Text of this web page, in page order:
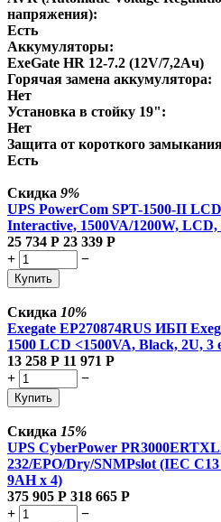
напряжения):
Есть
Аккумуляторы:
ExeGate HR 12-7.2 (12V/7,2Ач)
Горячая замена аккумулятора:
Нет
Установка в стойку 19":
Нет
Защита от короткого
Есть
Скидка 9%
UPS PowerCom SPT-1500-II
Interactive, 1500VA/1200W, LCD,
25 734 Р 23 339 Р
+
−
Купить
Скидка 10%
Exegate EP270874RUS ИБП
1500 LCD <1500VA, Black, 2U, 3
13 258 Р 11 971 Р
+
−
Купить
Скидка 15%
UPS CyberPower
232/EPO/Dry/SNMPslot (IEC
9AH х 4)
375 905 Р 318 665 Р
+
−